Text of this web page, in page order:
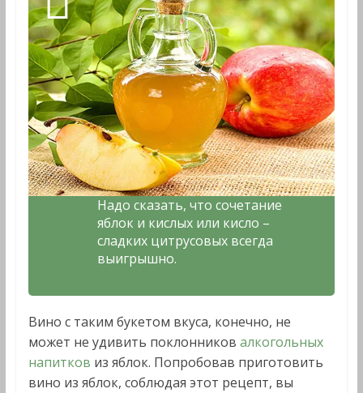
Надо сказать, что сочетание
яблок и кислых или кисло –
сладких цитрусовых всегда
выигрышно.
Вино с таким букетом вкуса, конечно, не
может не удивить поклонников алкогольных
напитков из яблок. Попробовав приготовить
вино из яблок, соблюдая этот рецепт, вы